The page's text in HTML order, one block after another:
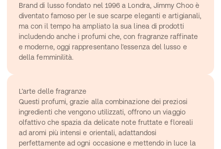
Brand di lusso fondato nel 1996 a Londra, Jimmy Choo è
diventato famoso per le sue scarpe eleganti e artigianali,
ma con il tempo ha ampliato la sua linea di prodotti
includendo anche i profumi che, con fragranze raffinate
e moderne, oggi rappresentano l’essenza del lusso e
della femminilità.
L’arte delle fragranze
Questi profumi, grazie alla combinazione dei preziosi
ingredienti che vengono utilizzati, offrono un viaggio
olfattivo che spazia da delicate note fruttate e floreali
ad aromi più intensi e orientali, adattandosi
perfettamente ad ogni occasione e mettendo in luce la